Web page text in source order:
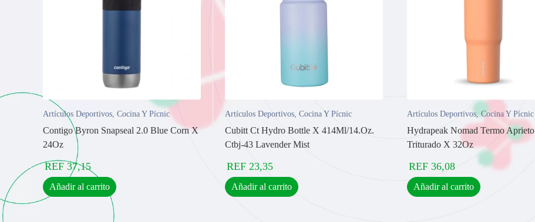
Artículos Deportivos, Cocina Y Pícnic
Contigo Byron Snapseal 2.0 Blue Corn X
24Oz
REF 37,15
Añadir al carrito
Artículos Deportivos, Cocina Y Pícnic
Cubitt Ct Hydro Bottle X 414Ml/14.Oz.
Ctbj-43 Lavender Mist
REF 23,35
Añadir al carrito
Artículos Deportivos,Cocina Y Pícnic
Hydrapeak Nomad Termo Aprieto
Triturado X 32Oz
REF 36,08
Añadir al carrito